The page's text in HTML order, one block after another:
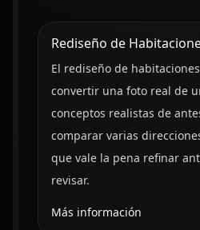
Rediseño de
El rediseño de
convertir una foto real de
conceptos realistas de
comparar varias
que vale la pena refinar
revisar.
Más información